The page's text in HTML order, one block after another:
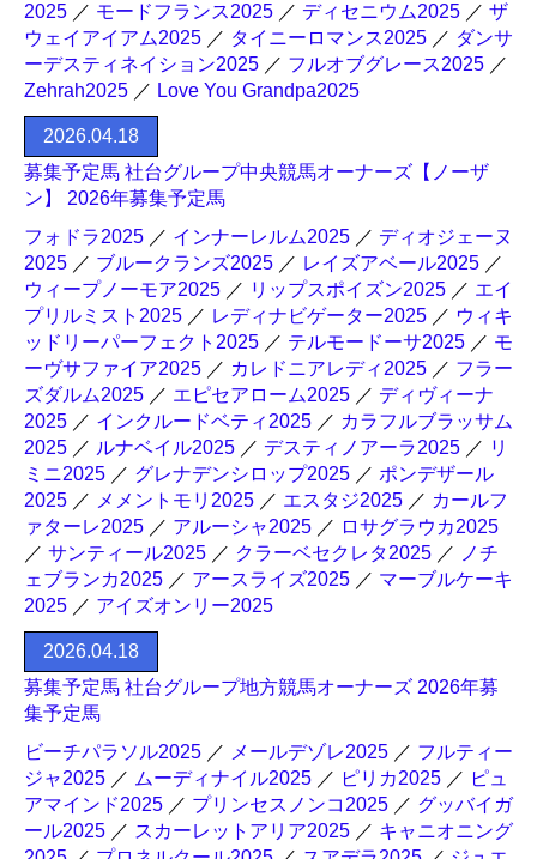
2025 ／ モードフランス2025 ／ ディセニウム2025 ／ ザ
ウェイアイアム2025 ／ タイニーロマンス2025 ／ ダンサ
ーデスティネイション2025 ／ フルオブグレース2025 ／
Zehrah2025 ／ Love You Grandpa2025
2026.04.18
募集予定馬 社台グループ中央競馬オーナーズ【ノーザ
ン】 2026年募集予定馬
フォドラ2025 ／ インナーレルム2025 ／ ディオジェーヌ
2025 ／ ブルークランズ2025 ／ レイズアベール2025 ／
ウィープノーモア2025 ／ リップスポイズン2025 ／ エイ
プリルミスト2025 ／ レディナビゲーター2025 ／ ウィキ
ッドリーパーフェクト2025 ／ テルモードーサ2025 ／ モ
ーヴサファイア2025 ／ カレドニアレディ2025 ／ フラー
ズダルム2025 ／ エピセアローム2025 ／ ディヴィーナ
2025 ／ インクルードベティ2025 ／ カラフルブラッサム
2025 ／ ルナベイル2025 ／ デスティノアーラ2025 ／ リ
ミニ2025 ／ グレナデンシロップ2025 ／ ポンデザール
2025 ／ メメントモリ2025 ／ エスタジ2025 ／ カールフ
ァターレ2025 ／ アルーシャ2025 ／ ロサグラウカ2025
／ サンティール2025 ／ クラーベセクレタ2025 ／ ノチ
ェブランカ2025 ／ アースライズ2025 ／ マーブルケーキ
2025 ／ アイズオンリー2025
2026.04.18
募集予定馬 社台グループ地方競馬オーナーズ 2026年募
集予定馬
ビーチパラソル2025 ／ メールデゾレ2025 ／ フルティー
ジャ2025 ／ ムーディナイル2025 ／ ピリカ2025 ／ ピュ
アマインド2025 ／ プリンセスノンコ2025 ／ グッバイガ
ール2025 ／ スカーレットアリア2025 ／ キャニオニング